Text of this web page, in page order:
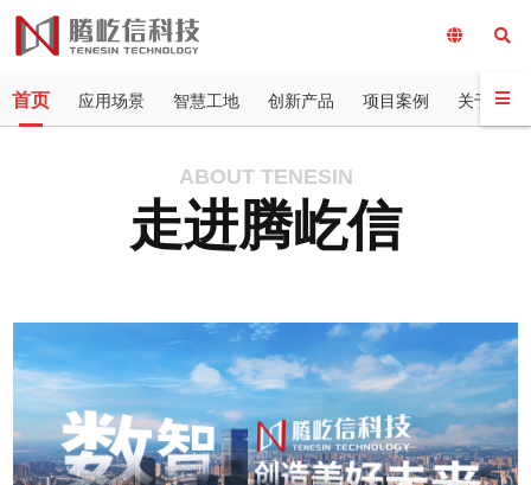
首页 应用场景 智慧工地 创新产品 项目案例 关于我们
ABOUT TENESIN
走进腾屹信